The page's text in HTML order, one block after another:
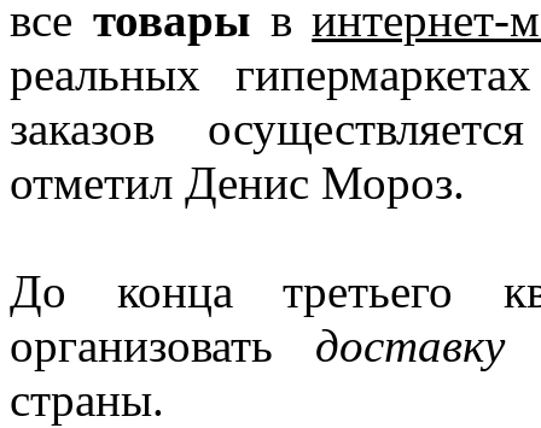
все товарывинтернет-
реальных
заказов
отметил Денис Мороз.
До конца третьего
организовать доставку
страны.